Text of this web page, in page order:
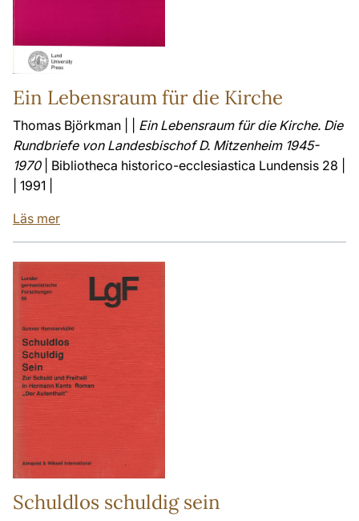
Ein Lebensraum für die Kirche
Thomas Björkman | | Ein Lebensraum für die Kirche. Die
Rundbriefe von Landesbischof D. Mitzenheim 1945-
1970| Bibliotheca historico-ecclesiastica Lundensis 28 |
| 1991 |
Läs mer
Schuldlos schuldig sein